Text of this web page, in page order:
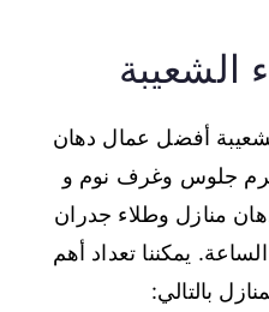
الشعيبة
أفضل عمال دهان
جلوس وغرف نوم و
منازل وطلاء جدران
يمكننا تعداد أهم
بالتالي: